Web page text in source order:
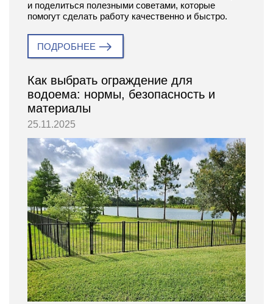
и поделиться полезными советами, которые
помогут сделать работу качественно и быстро.
ПОДРОБНЕЕ
Как выбрать ограждение для
водоема: нормы, безопасность и
материалы
25.11.2025